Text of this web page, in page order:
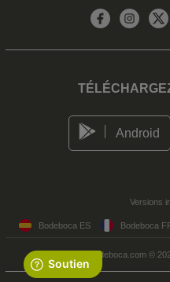
Android
Versions
Bodeboca ES Bodeboca
Bodeboca.com ©